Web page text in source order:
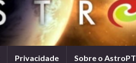
Privacidade Sobre o AstroPT